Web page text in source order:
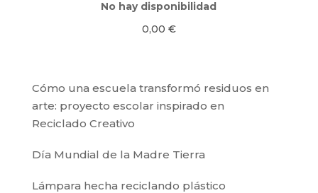
No hay disponibilidad
0,00 €
Cómo una escuela transformó residuos en
arte: proyecto escolar inspirado en
Reciclado Creativo
Día Mundial de la Madre Tierra
Lámpara hecha reciclando plástico